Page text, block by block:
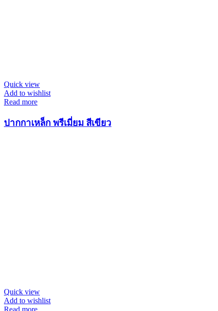
Quick view
Add to wishlist
Read more
ปากกาเหล็ก พรีเมี่ยม สีเขียว
Quick view
Add to wishlist
Read more